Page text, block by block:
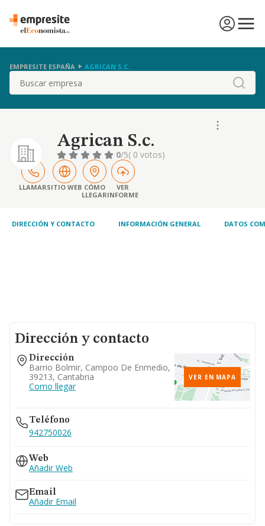
EMPRESITE ESPAÑA AGRICAN S.C.
Buscar
Agrican S.c.
0/5( 0 votos)
LLAMARSITIO WEB CÓMO
LLEGAR
VER
INFORME
DIRECCIÓN Y CONTACTO INFORMACIÓN GENERAL DATOS
Dirección y contacto
Dirección
Barrio Bolmir, Campoo De Enmedio,
39213, Cantabria
Como llegar
VER EN MAPA
Teléfono
942750026
Web
Añadir Web
Email
Añadir Email